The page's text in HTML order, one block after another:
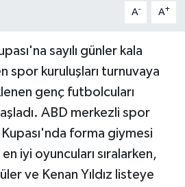
A- A+
sayılı günler kala
spor kuruluşları turnuvaya
genç futbolcuları
ABD merkezli spor
Kupası'nda forma giymesi
iyi oyuncuları sıralarken,
ve Kenan Yıldız listeye